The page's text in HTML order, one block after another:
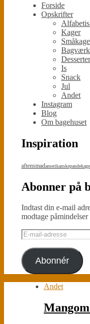
Forside
Opskrifter
Kager
Bagværk
Desserter
Is
Snack
Jul
Andet
Instagram
Blog
Om bagehuset
Inspiration
aftensmad
Abonner på
Indtast din e-mail
modtage
E-
mail-
adresse
Abonnér
Andet